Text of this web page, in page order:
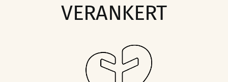
VERANKERT